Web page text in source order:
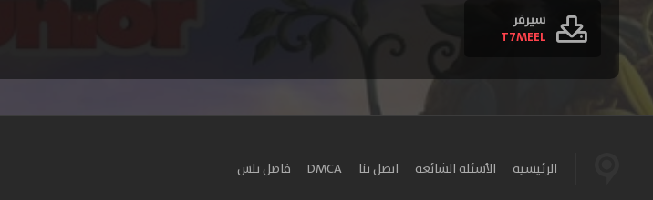
سيرفر
T7MEEL
الرئيسية الأسئلة الشائعة اتصل بنا DMCA فاصل بلس